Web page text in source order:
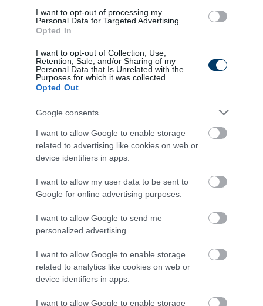
I want to opt-out of processing my
Personal Data for Targeted Advertising.
Opted In
I want to opt-out of Collection, Use,
Retention, Sale, and/or Sharing of my
Personal Data that Is Unrelated with the
Purposes for which it was collected.
Opted Out
Google consents
I want to allow Google to enable storage
related to advertising like cookies on web or
device identifiers in apps.
I want to allow my user data to be sent to
Google for online advertising purposes.
I want to allow Google to send me
personalized advertising.
I want to allow Google to enable storage
related to analytics like cookies on web or
device identifiers in apps.
I want to allow Google to enable storage
5 Hidden Signs You Have Worms Inside Your
Body
240 185 365
36 min